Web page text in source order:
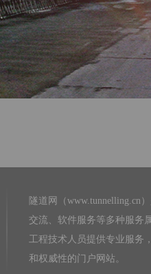
隧道网（www.tunnelling.cn）
交流、软件服务等多种服务
工程技术人员提供专业服务
和权威性的门户网站。